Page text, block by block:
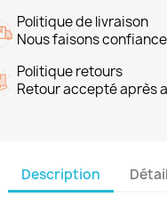
Politique de livraison
Nous faisons
Politique retours
Retour accepté après
Description